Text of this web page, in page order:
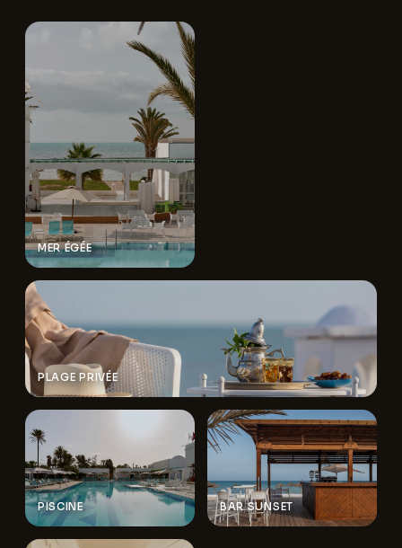
MER ÉGÉE
PLAGE PRIVÉE
PISCINE BAR SUNSET